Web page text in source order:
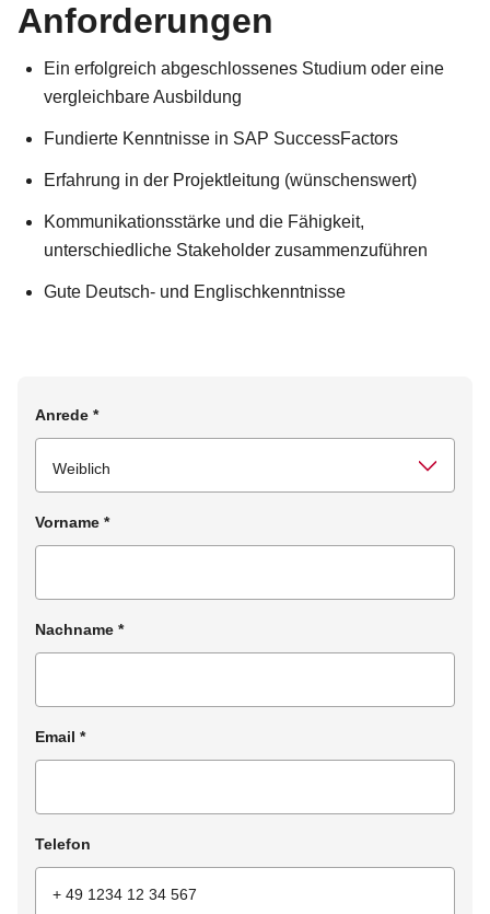
Anforderungen
Ein erfolgreich abgeschlossenes Studium oder eine
vergleichbare Ausbildung
Fundierte Kenntnisse in SAP SuccessFactors
Erfahrung in der Projektleitung (wünschenswert)
Kommunikationsstärke und die Fähigkeit,
unterschiedliche Stakeholder zusammenzuführen
Gute Deutsch- und Englischkenntnisse
Anrede *
Vorname *
Nachname *
Email *
Telefon